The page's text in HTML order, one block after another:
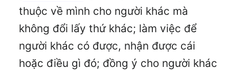
thuộc về mình cho người khác mà
không đổi lấy thứ khác; làm việc để
người khác có được, nhận được cái
hoặc điều gì đó; đồng ý cho người khác